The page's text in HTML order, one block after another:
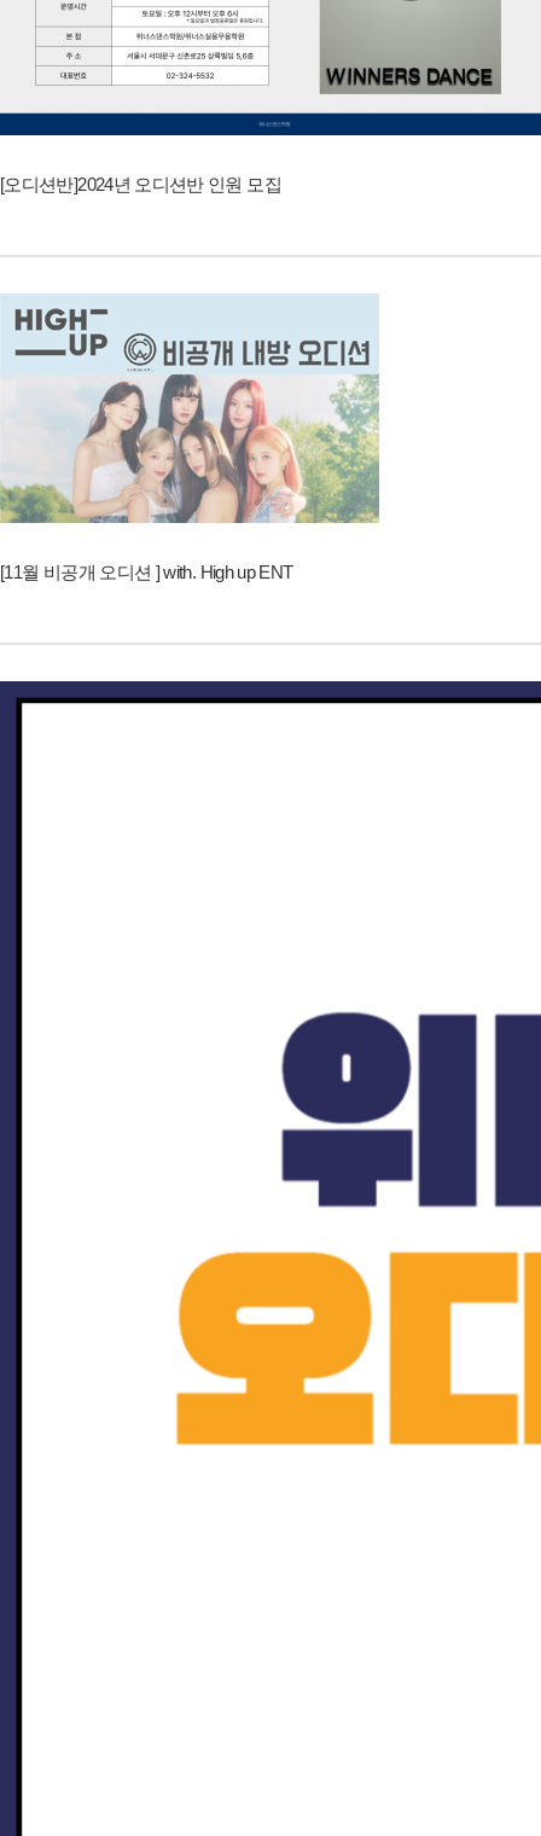
[오디션반]2024년 오디션반 인원 모집
[11월 비공개 오디션 ] with. High up ENT